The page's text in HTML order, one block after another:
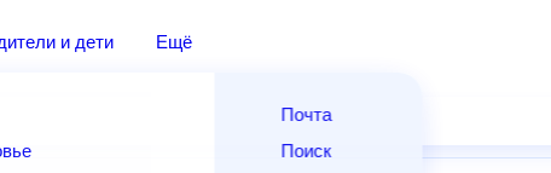
и дети Ещё
Почта
Поиск